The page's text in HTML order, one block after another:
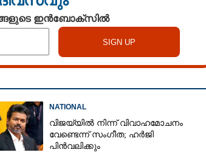
ഇൻബോക്സിൽ
NATIONAL
വിജയ്‌യിൽ നിന്ന് വിവാഹമോചനം
വേണ്ടെന്ന് സംഗീത; ഹർജി
പിൻവലിക്കും